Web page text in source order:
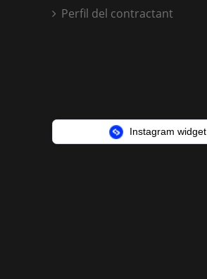
Perfil del contractant
Instagram widget